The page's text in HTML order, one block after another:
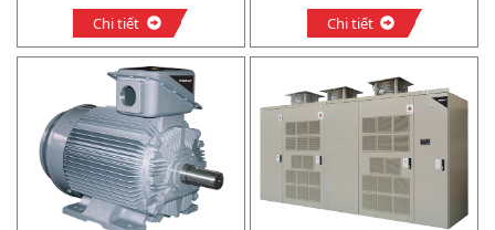
Chi tiết
Chi tiết